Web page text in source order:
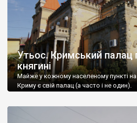
Утьос. Кримський палац
княгині
Майже у кожному населеному пункті
Криму є свій палац (а часто і не один).